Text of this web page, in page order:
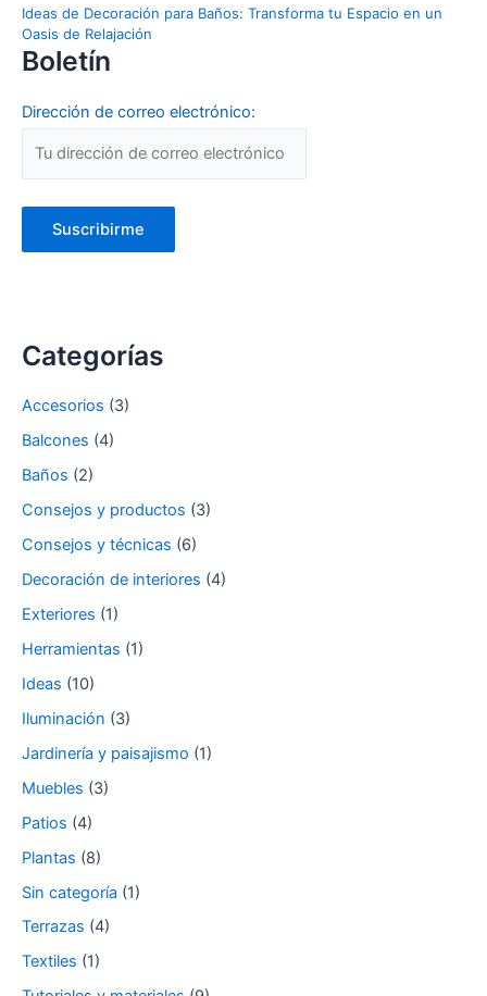
Ideas de Decoración para Baños: Transforma tu Espacio en un
Oasis de Relajación
Boletín
Dirección de correo electrónico:
Categorías
Accesorios (3)
Balcones (4)
Baños (2)
Consejos y productos (3)
Consejos y técnicas (6)
Decoración de interiores (4)
Exteriores (1)
Herramientas (1)
Ideas (10)
Iluminación (3)
Jardinería y paisajismo (1)
Muebles (3)
Patios (4)
Plantas (8)
Sin categoría (1)
Terrazas (4)
Textiles (1)